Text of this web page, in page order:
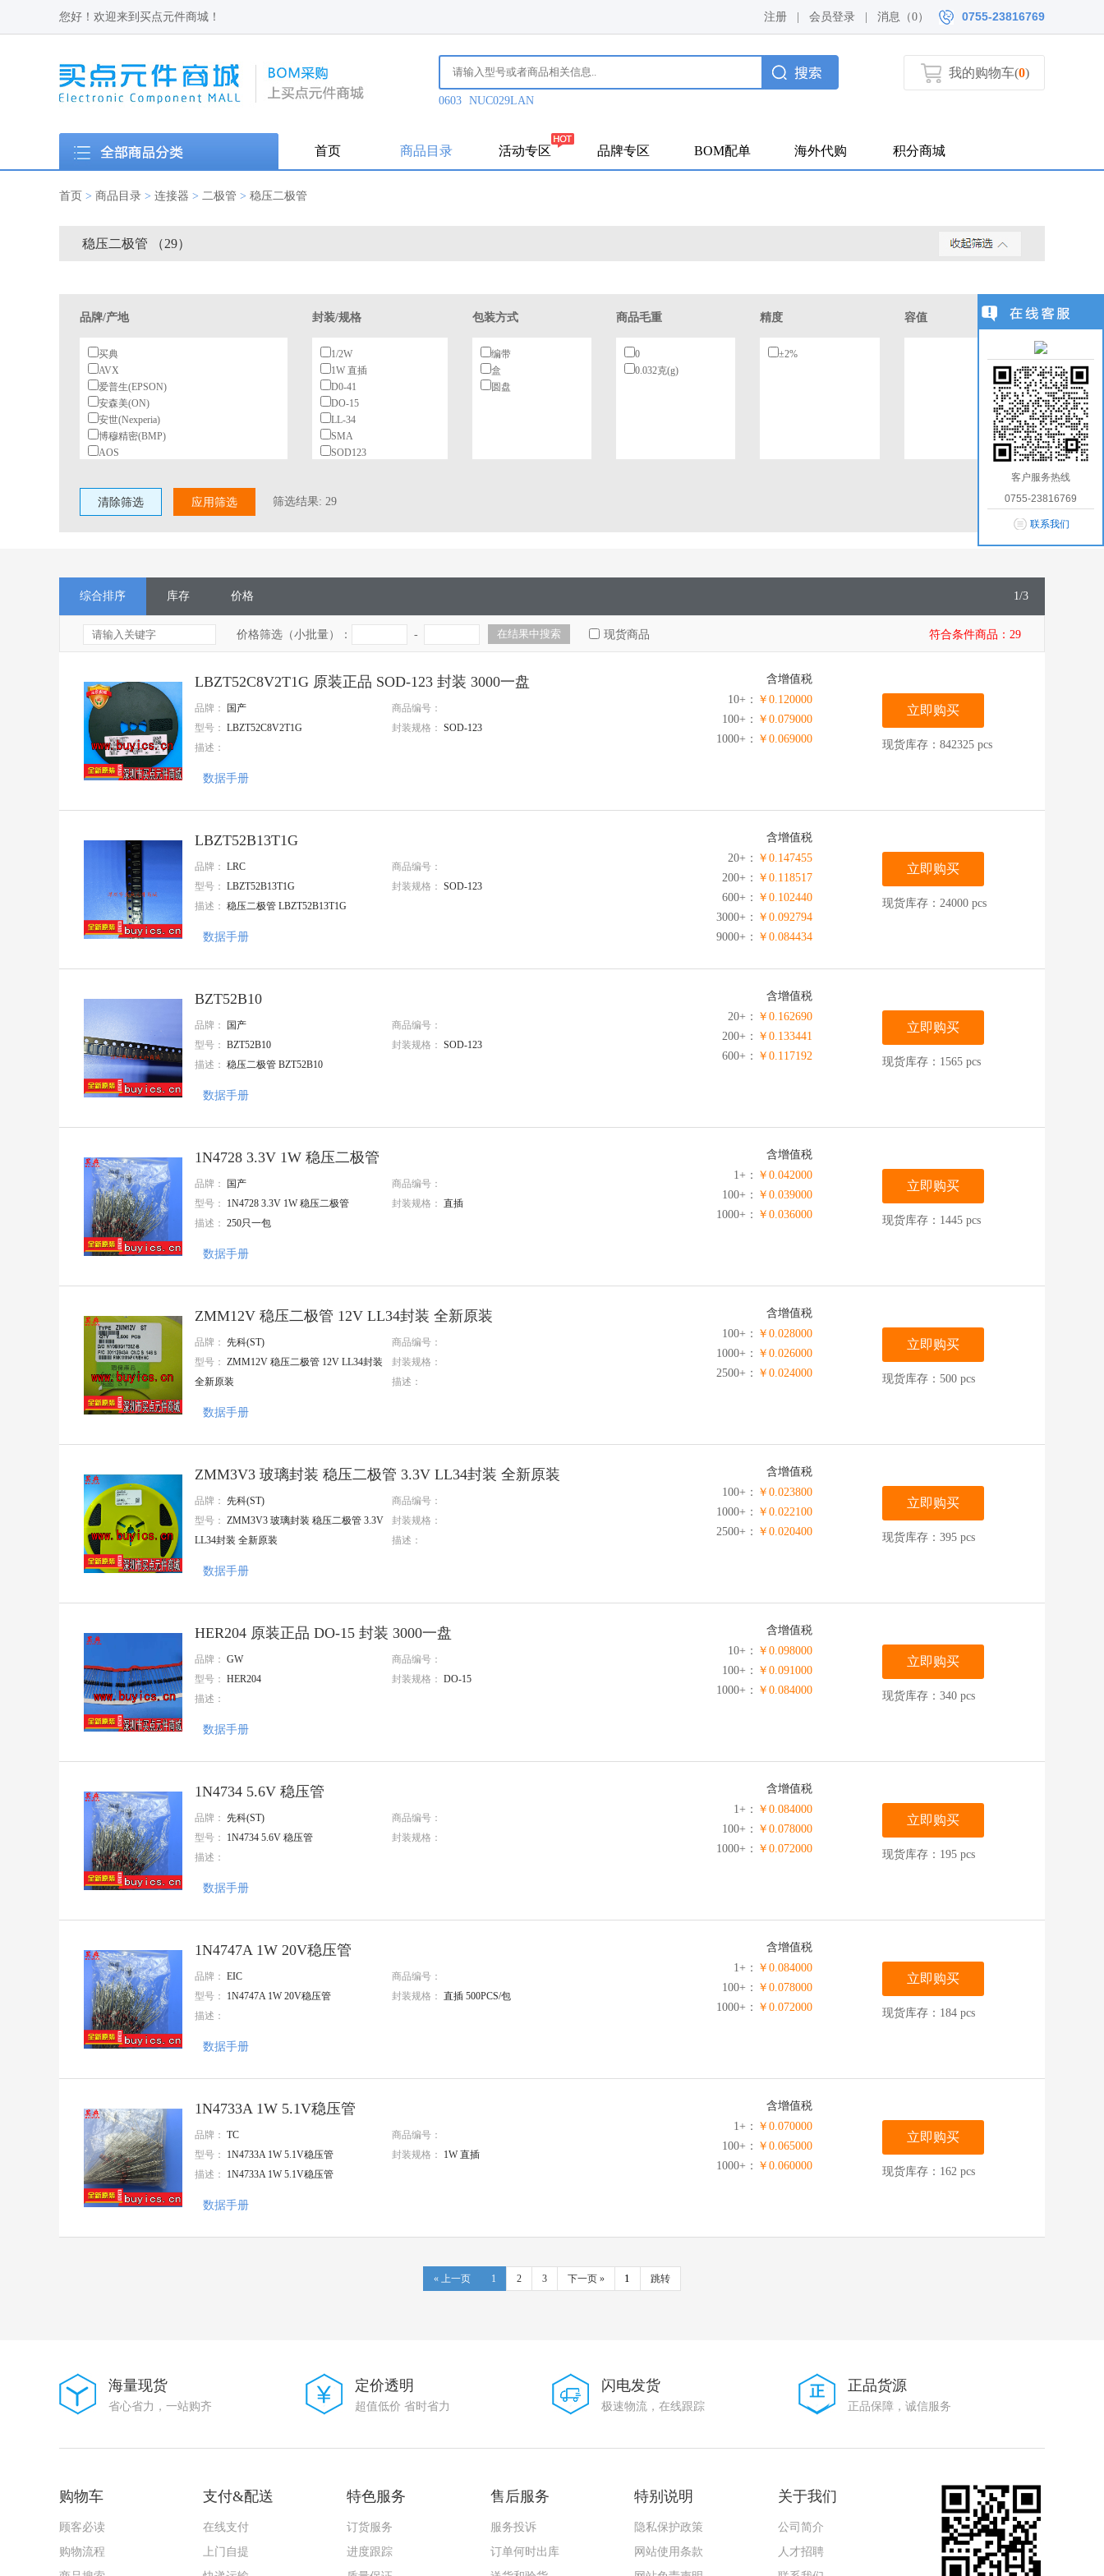
0755-23816769
注册 会员登录 消息（0）
您好！欢迎来到买点元件商城！
我的购物车(0)
0603 NUC029LAN
首页 商品目录 活动专区 品牌专区 BOM配单 海外代购 积分商城
首页 > 商品目录 > 连接器 > 二极管 > 稳压二极管
稳压二极管 （29）
品牌/产地 封装/规格 包装方式 商品毛重 精度 容值
买典
AVX
爱普生(EPSON)
安森美(ON)
安世(Nexperia)
博穆精密(BMP)
AOS
BeiQi
柏恩斯(BOURNS)
博林(BL)
东高志(TOCOS)
风华
国星光电
台湾丰宾(CapXon)
HGSEMI(华冠)
ST(意法半导体)
Nexperia(安世)
大毅科技
VISHAY(威世)
Goertek(歌尔)
Harting(浩亭)
HenryTech(恒利泰)
MACOM(镁可)
U-BLOX(优北罗)
MPS(芯源)
Chipanalog(川土微)
7Q-TEK(七芯中创)
SUNTO/拓尔尚途
onsemi(安森美)
ALLPOWER(铨力)
Cmos(广东场效应半导体)
FORT(致强)
Nations(国民技术)
TE Connectivity(泰科电子)
Mentech(铭普光磁)
MaxLinear(迈凌)
JMA
三晶
Knowles(楼氏)
NIDEC(尼得科)
CT MICRO
华宇创
EVERLIGHT/亿光
CHENMKO
CIKI(皓富)
Q&J
KANGNEX(康奈克斯电气)
增益
OptoSupply(光谷)
Zetta(澜智)
LX(连线电子
Better(贝特)
KDS(大真空)
卓睿
TYCO
TAITIEN(泰艺电子)
Ckmtw(灿科盟)
惠华
JAMICON(台湾凯美)
SAMYOUNG(韩国三莹)
HUAWEI(华威集团)
天泰
ABLIC(艾普凌科)
精拓金
FMD
AMS
GANGYUAN(港源)
Amphenol
AMASS(艾迈斯)
VO(翔胜)
CYPRESS(赛普拉斯)
PROD(谱罗德)
TC
HTC
MIC
HANBO(汉博)
INGHAi(赢海)
HCTL(华灿天禄)
HDGC(华德共创)
NJCON(永立)
JYJE(晶友嘉)
G-Switch(品赞)
FUXINSEMI(富芯森美)
CAX(创都)
ZHOURI(洲日)
TECH PUBLIC(台舟)
XKB Connectivity(中国星坤)
1/2W
1W 直插
D0-41
DO-15
LL-34
SMA
SOD123
SOD323
直插 500PCS/包
编带
盒
圆盘
0
0.032克(g)
±2%
清除筛选 应用筛选 筛选结果: 29
1/3
综合排序 库存 价格
符合条件商品： 29
价格筛选（小批量）： - 现货商品
LBZT52C8V2T1G 原装正品 SOD-123 封装 3000一盘
品牌： 国产
商品编号：
型号： LBZT52C8V2T1G 封装规格： SOD-123
描述：
数据手册
含增值税
10+： ￥0.120000
100+： ￥0.079000
1000+： ￥0.069000
立即购买
现货库存：842325 pcs
LBZT52B13T1G
品牌： LRC
商品编号：
型号： LBZT52B13T1G 封装规格： SOD-123
描述： 稳压二极管 LBZT52B13T1G
数据手册
含增值税
20+： ￥0.147455
200+： ￥0.118517
600+： ￥0.102440
3000+： ￥0.092794
9000+： ￥0.084434
立即购买
现货库存：24000 pcs
BZT52B10
品牌： 国产
商品编号：
型号： BZT52B10 封装规格： SOD-123
描述： 稳压二极管 BZT52B10
数据手册
含增值税
20+： ￥0.162690
200+： ￥0.133441
600+： ￥0.117192
立即购买
现货库存：1565 pcs
1N4728 3.3V 1W 稳压二极管
品牌： 国产
商品编号：
型号：
1N4728 3.3V 1W 稳压二极管 封装规格： 直插
描述： 250只一包
数据手册
含增值税
1+： ￥0.042000
100+： ￥0.039000
1000+： ￥0.036000
立即购买
现货库存：1445 pcs
ZMM12V 稳压二极管 12V LL34封装 全新原装
品牌： 先科(ST)
商品编号：
型号： ZMM12V 稳压二极管 12V LL34封装
全新原装
封装规格：
描述：
数据手册
含增值税
100+： ￥0.028000
1000+： ￥0.026000
2500+： ￥0.024000
立即购买
现货库存：500 pcs
ZMM3V3 玻璃封装 稳压二极管 3.3V LL34封装 全新原装
品牌： 先科(ST)
商品编号：
型号： ZMM3V3 玻璃封装 稳压二极管 3.3V
LL34封装 全新原装
封装规格：
描述：
数据手册
含增值税
100+： ￥0.023800
1000+： ￥0.022100
2500+： ￥0.020400
立即购买
现货库存：395 pcs
HER204 原装正品 DO-15 封装 3000一盘
品牌： GW
商品编号：
型号： HER204 封装规格： DO-15
描述：
数据手册
含增值税
10+： ￥0.098000
100+： ￥0.091000
1000+： ￥0.084000
立即购买
现货库存：340 pcs
1N4734 5.6V 稳压管
品牌： 先科(ST)
商品编号：
型号：
1N4734 5.6V 稳压管
封装规格：
描述：
数据手册
含增值税
1+： ￥0.084000
100+： ￥0.078000
1000+： ￥0.072000
立即购买
现货库存：195 pcs
1N4747A 1W 20V稳压管
品牌： EIC
商品编号：
型号：
1N4747A 1W 20V稳压管 封装规格： 直插 500PCS/包
描述：
数据手册
含增值税
1+： ￥0.084000
100+： ￥0.078000
1000+： ￥0.072000
立即购买
现货库存：184 pcs
1N4733A 1W 5.1V稳压管
品牌： TC
商品编号：
型号：
1N4733A 1W 5.1V稳压管 封装规格：
1W 直插
描述：
1N4733A 1W 5.1V稳压管
数据手册
含增值税
1+： ￥0.070000
100+： ￥0.065000
1000+： ￥0.060000
立即购买
现货库存：162 pcs
« 上一页 1 2 3 下一页 » 跳转
海量现货
省心省力，一站购齐
定价透明
超值低价 省时省力
闪电发货
极速物流，在线跟踪
正品货源
正品保障，诚信服务
购物车
顾客必读
购物流程
支付&配送
在线支付
上门自提
特色服务
订货服务
进度跟踪
售后服务
服务投诉
订单何时出库
特别说明
隐私保护政策
网站使用条款
关于我们
公司简介
人才招聘
客户服务热线
0755-23816769
联系我们